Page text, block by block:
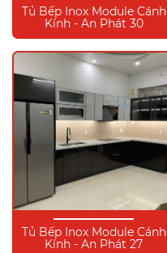
Tủ Bếp Inox Module Cánh
Kính - An Phát 30
Tủ Bếp Inox Module Cánh
Kính - An Phát 27